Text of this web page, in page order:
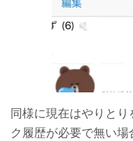
LINEでブロックして
同様に現在はやりと
ク履歴が必要で無い